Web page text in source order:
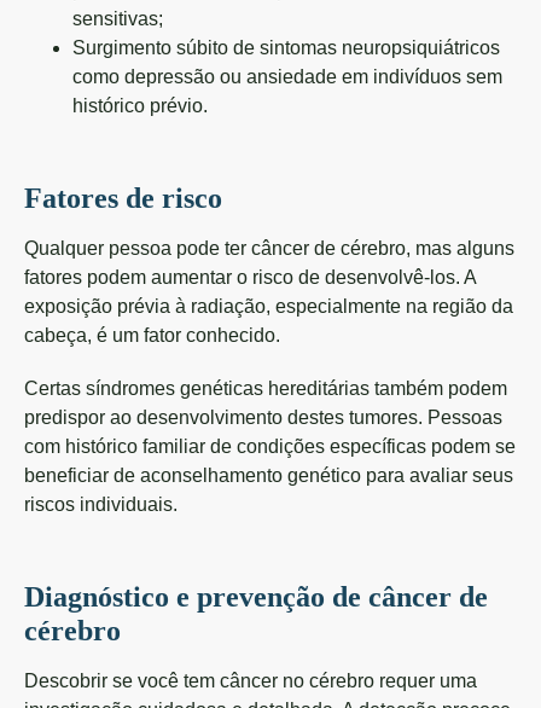
sensitivas;
Surgimento súbito de sintomas neuropsiquiátricos
como depressão ou ansiedade em indivíduos sem
histórico prévio.
Fatores de risco
Qualquer pessoa pode ter câncer de cérebro, mas alguns
fatores podem aumentar o risco de desenvolvê-los. A
exposição prévia à radiação, especialmente na região da
cabeça, é um fator conhecido.
Certas síndromes genéticas hereditárias também podem
predispor ao desenvolvimento destes tumores. Pessoas
com histórico familiar de condições específicas podem se
beneficiar de aconselhamento genético para avaliar seus
riscos individuais.
Diagnóstico e prevenção de câncer de
cérebro
Descobrir se você tem câncer no cérebro requer uma